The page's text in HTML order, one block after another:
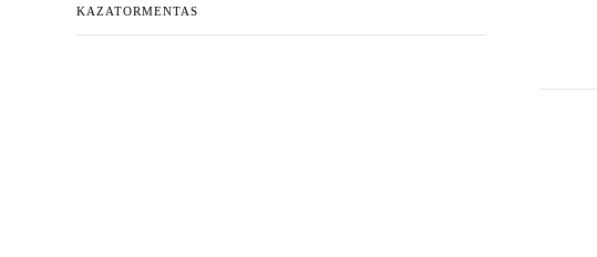
KAZATORMENTAS